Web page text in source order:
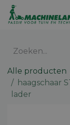
Overslaan naar
Alle producten
haagschaar
lader